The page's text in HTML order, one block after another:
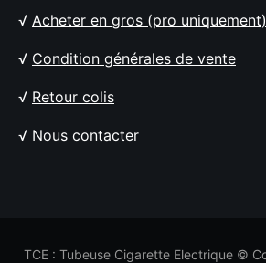
√ Acheter en gros (pro uniquement)
√ Condition générales de vente
√ Retour colis
√ Nous contacter
TCE : Tubeuse Cigarette Electrique ©